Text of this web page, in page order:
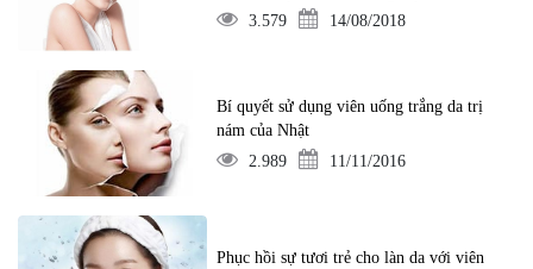
3.579
14/08/2018
Bí quyết sử dụng viên uống trắng da trị
nám của Nhật
2.989
11/11/2016
Phục hồi sự tươi trẻ cho làn da với viên